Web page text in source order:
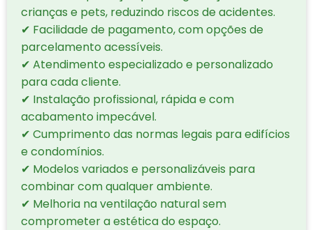
crianças e pets, reduzindo riscos de acidentes.
✔ Facilidade de pagamento, com opções de
parcelamento acessíveis.
✔ Atendimento especializado e personalizado
para cada cliente.
✔ Instalação profissional, rápida e com
acabamento impecável.
✔ Cumprimento das normas legais para edifícios
e condomínios.
✔ Modelos variados e personalizáveis para
combinar com qualquer ambiente.
✔ Melhoria na ventilação natural sem
comprometer a estética do espaço.